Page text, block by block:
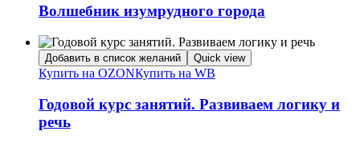
Волшебник изумрудного города
Добавить в список желаний Quick view
Купить на OZONКупить на WB
Годовой курс занятий. Развиваем логику и
речь